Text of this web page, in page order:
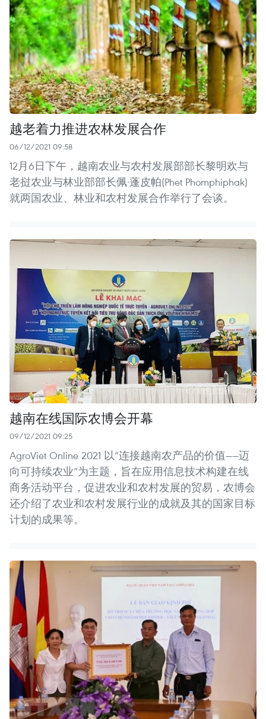
越老着力推进农林发展合作
06/12/2021 09:58
12月6日下午，越南农业与农村发展部部长黎明欢与
老挝农业与林业部部长佩·蓬皮帕(Phet Phomphiphak)
就两国农业、林业和农村发展合作举行了会谈。
越南在线国际农博会开幕
09/12/2021 09:25
AgroViet Online 2021 以“连接越南农产品的价值——迈
向可持续农业”为主题，旨在应用信息技术构建在线
商务活动平台，促进农业和农村发展的贸易，农博会
还介绍了农业和农村发展行业的成就及其的国家目标
计划的成果等。